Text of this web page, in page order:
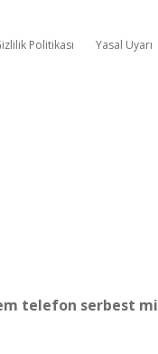
Politikası Yasal Uyarı
telefon serbest mi